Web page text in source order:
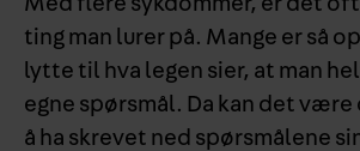
ting man lurer på. Mange er så
lytte til hva legen sier, at man
egne spørsmål. Da kan det
å ha skrevet ned spørsmålene